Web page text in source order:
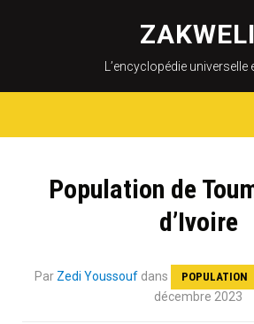
content
ZAKWELI
L’encyclopédie universelle
Population de
d’Ivoire
Par Zedi Youssouf dans POPULATION
décembre 2023